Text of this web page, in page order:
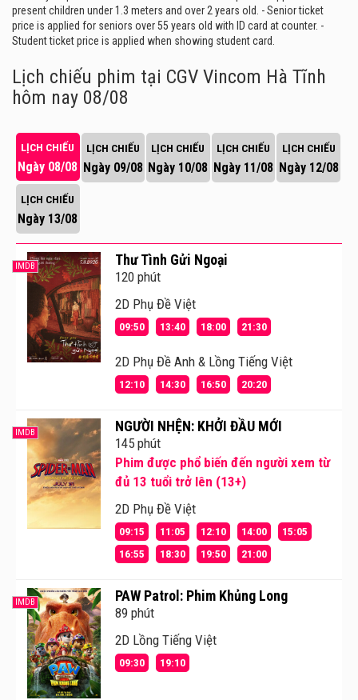
present children under 1.3 meters and over 2 years old. - Senior ticket
price is applied for seniors over 55 years old with ID card at counter. -
Student ticket price is applied when showing student card.
Lịch chiếu phim tại CGV Vincom Hà Tĩnh
hôm nay 08/08
LỊCH CHIẾU
Ngày 08/08
LỊCH CHIẾU
Ngày 09/08
LỊCH CHIẾU
Ngày 10/08
LỊCH CHIẾU
Ngày 11/08
LỊCH CHIẾU
Ngày 12/08
LỊCH CHIẾU
Ngày 13/08
IMDB Thư Tình Gửi Ngoại
120 phút
2D Phụ Đề Việt
09:50 13:40 18:00 21:30
2D Phụ Đề Anh & Lồng Tiếng Việt
12:10 14:30 16:50 20:20
IMDB NGƯỜI NHỆN: KHỞI ĐẦU MỚI
145 phút
Phim được phổ biến đến người xem từ
đủ 13 tuổi trở lên (13+)
2D Phụ Đề Việt
09:15 11:05 12:10 14:00
15:05
16:55
18:30 19:50 21:00
IMDB PAW Patrol: Phim Khủng Long
89 phút
2D Lồng Tiếng Việt
09:30 19:10